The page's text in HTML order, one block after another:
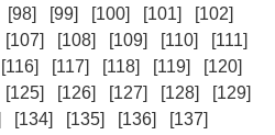
[98] [99] [100] [101]
[102]
[107] [108] [109] [110]
[111]
[116] [117] [118] [119]
[120]
[125] [126] [127] [128]
[129]
[134] [135] [136]
[137]